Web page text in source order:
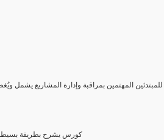
المهتمين بمراقبة وإدارة المشاريع يشمل
كورس يشرح بطريقة بسيطة